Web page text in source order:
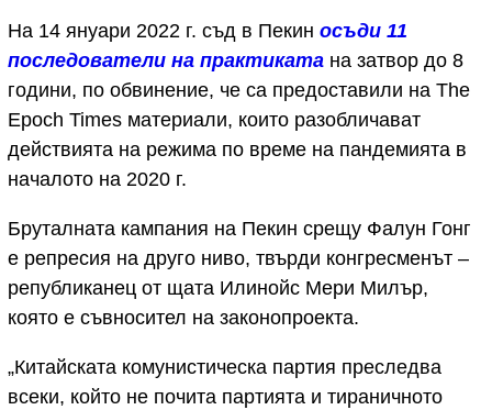
На 14 януари 2022 г. съд в Пекин осъди 11
последователи на практиката на затвор до 8
години, по обвинение, че са предоставили на The
Epoch Times материали, които разобличават
действията на режима по време на пандемията в
началото на 2020 г.
Бруталната кампания на Пекин срещу Фалун Гонг
е репресия на друго ниво, твърди конгресменът –
републиканец от щата Илинойс Мери Милър,
която е съвносител на законопроекта.
„Китайската комунистическа партия преследва
всеки, който не почита партията и тираничното